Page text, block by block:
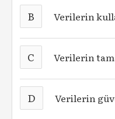
B Verilerin
C Verilerin
D Verilerin